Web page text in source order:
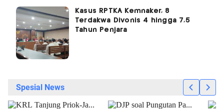
Kasus RPTKA Kemnaker, 8
Terdakwa Divonis 4 hingga 7,5
Tahun Penjara